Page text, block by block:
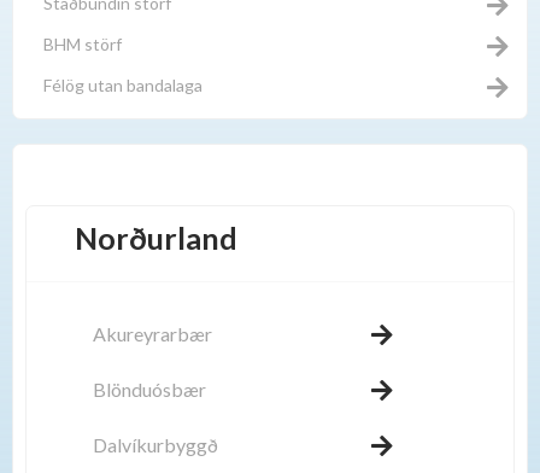
Norðurland
Akureyrarbær
Blönduósbær
Dalvíkurbyggð
BHM störf
Félög utan bandalaga